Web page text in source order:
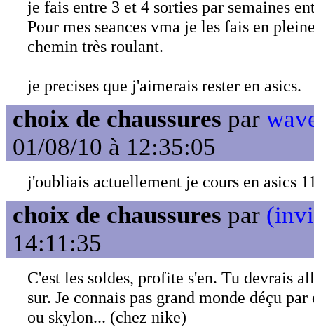
je fais entre 3 et 4 sorties par semaines
Pour mes seances vma je les fais en
chemin très roulant.
je precises que j'aimerais rester en asics.
choix de chaussures par
01/08/10 à 12:35:05
j'oubliais actuellement je cours en asics
choix de chaussures par
14:11:35
C'est les soldes, profite s'en. Tu devrais
sur. Je connais pas grand monde déçu
ou skylon... (chez nike)